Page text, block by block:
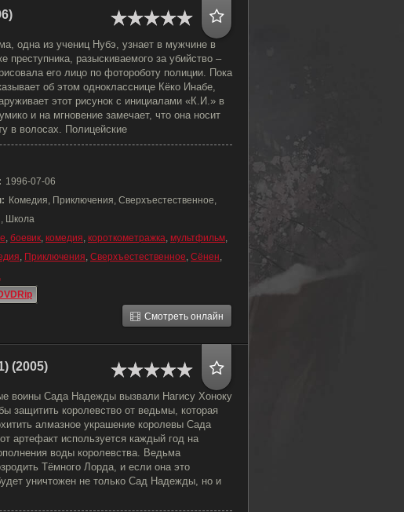
одна из учениц Нубэ, узнает в мужчине в
преступника, разыскиваемого за убийство –
его лицо по фотороботу полиции. Пока
об этом однокласснице Кёко Инабе,
этот рисунок с инициалами «К.И.» в
и на мгновение замечает, что она носит
в волосах. Полицейские
1996-07-06
Комедия, Приключения, Сверхъестественное,
Школа
, боевик, комедия, короткометражка, мультфильм,
, Приключения, Сверхъестественное, Сёнен,
Смотреть онлайн
(2005)
воины Сада Надежды вызвали Нагису Хоноку
защитить королевство от ведьмы, которая
алмазное украшение королевы Сада
артефакт используется каждый год на
воды королевства. Ведьма
Тёмного Лорда, и если она это
уничтожен не только Сад Надежды, но и